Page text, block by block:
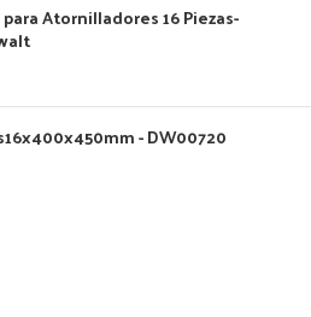
Atornilladores 16 Piezas-
- DW00720